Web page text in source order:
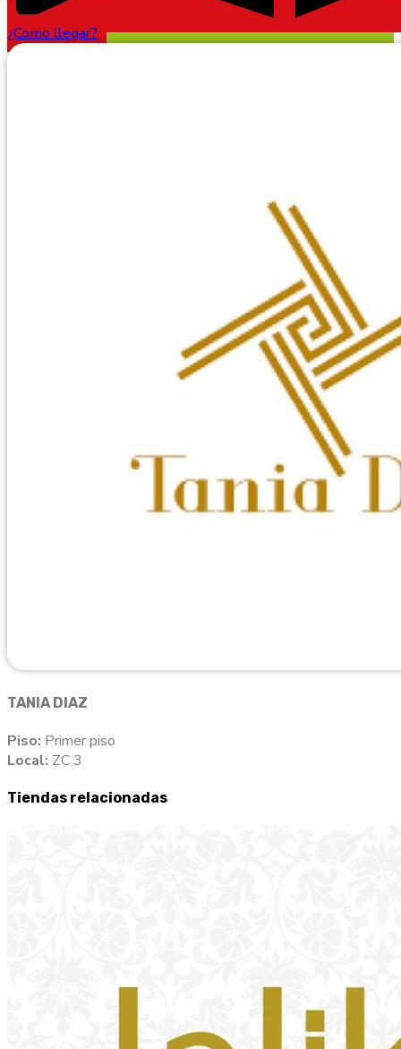
¿Como llegar?
TANIA DIAZ
Piso: Primer piso
Local: ZC 3
Tiendas relacionadas